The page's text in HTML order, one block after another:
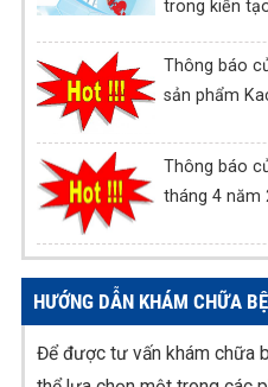
trong kiến
Thông báo
sản phẩm
Thông báo
tháng 4 năm
HƯỚNG DẪN KHÁM CHỮA
Để được tư vấn khám chữa